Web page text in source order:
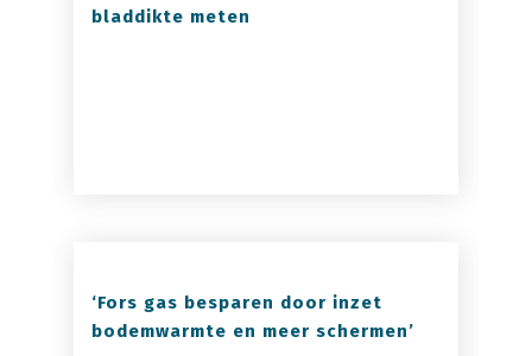
bladdikte meten
‘Fors gas besparen door inzet
bodemwarmte en meer schermen’